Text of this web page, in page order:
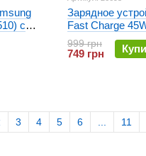
с
Зарядное
Fast Charge
Белое
999 грн
749 грн
3 4 5 6 11